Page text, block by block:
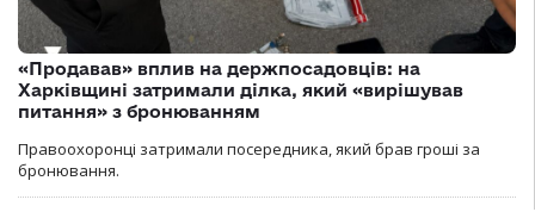
«Продавав» вплив на держпосадовців: на
Харківщині затримали ділка, який «вирішував
питання» з бронюванням
Правоохоронці затримали посередника, який брав гроші за
бронювання.